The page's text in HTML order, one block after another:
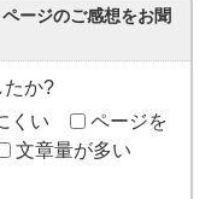
ージのご感想をお聞
たか?
くい
ページを
文章量が多い